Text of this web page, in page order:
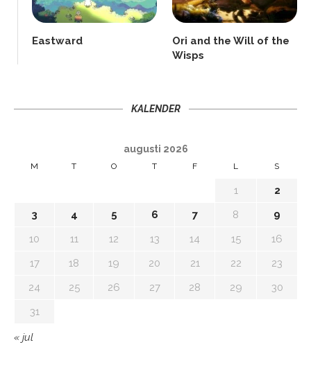
Eastward
Ori and the Will of the
Wisps
KALENDER
augusti 2026
M T O T F L S
1
2
3
4 5 6 7 8
9
10
11 12 13 14 15
16
17
18 19 20 21 22
23
24
25 26 27 28 29
30
31
« jul